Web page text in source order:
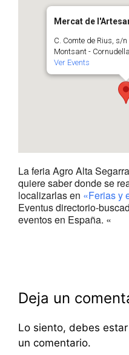
Mercat de
C. Comte de Rius, s/
Montsant -
Ver Events
La feria Agro Alta
quiere saber donde se
localizarlas en «Ferias y
Eventus directorio-
eventos en España. «
Deja un
Lo siento, debes estar
un comentario.